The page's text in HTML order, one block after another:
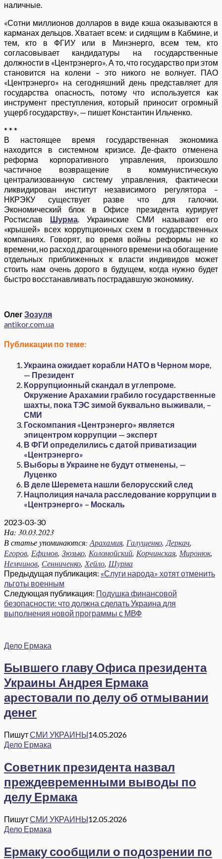
наличные.
«Сотни миллионов долларов в виде кэша оказываются в
карманах дельцов. Хватает всем: и сидящим в Кабмине, и
тем, кто в ФГИУ или в Минэнерго, всем тем, кто
согласовывает кандидатуры на государственные
должности в «Центрэнерго». А то, что государство при этом
становится на колени – это никого не волнует. ПАО
«Центрэнерго» на сегодняшний день представляет для
государства опасность, потому что используется как
инструмент преступления, который приносит огромный
ущерб государству», — пишет Константин Ильченко.
* * *
В настоящее время государственная экономика
находится в системном кризисе. Де-факто отменена
реформа корпоративного управления, произошло
частичное возвращение в коммунистическую
централизованную систему управления, фактически
ликвидирован институт независимого регулятора –
НКРЭКУ существует разве что для галочки.
Экономический блок в Офисе президента курирует
Ростислав Шурма. Украинские СМИ называют его
«крышей» всех коррупционных схем в государственных
компаниях. Говорят, во время войны реформы не ко
времени, но расход драгоценного времени на обогащение
отдельных приближенных к власти индивидов может
стоить нам очень дорого в будущем, когда нужно будет
быстро восстанавливать пострадавшую экономику.
ОлегЗозуля
antikor.com.ua
Публикации по теме:
Украина ожидает корабли НАТО в Черном море,
— Президент
Коррупционный скандал в углепроме.
Окружение Арахамии грабило государственные
шахты, пока ТЭС зимой буквально выживали, –
СМИ
Госкомпания «Центрэнерго» является
эпицентром коррупции — эксперт
В ФГИ определились с датой приватизации
«Центрэнерго»
Выборы в Украине не будут отменены, —
Луценко
В деле Шеремета нашли белорусский след
Нацполиция начала расследование коррупции в
«Центрэнерго» – Москаль
2023-03-30
На: 30.03.2023
В статье упоминаются: Арахамия, Галущенко, Деркач,
Егоров, Ефимов, Зюзько, Коломойский, Корчинская, Миронюк,
Немчинов, Сенниченко, Хейло, Шурма
Предыдущая публикация: «Слуги народа» хотят отменить
льготы военным
Следующая публикация: Подушка финансовой
безопасности: что должна сделать Украина для
выполнения новой программы с МВФ
Дело Ермака
Бывшего главу Офиса президента
Украины Андрея Ермака
арестовали по делу об отмывании
денег
ПишутСМИ УКРАИНЫ14.05.2026
Дело Ермака
Советник президента назвал
преждевременными выводы по
делу Ермака
ПишутСМИ УКРАИНЫ12.05.2026
Дело Ермака
Ермаку сообщили о подозрении по